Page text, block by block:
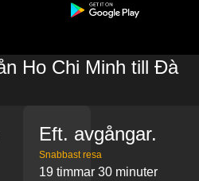
Ho Chi Minh till Đà
Eft. avgångar.
Snabbast resa
19 timmar 30 minuter